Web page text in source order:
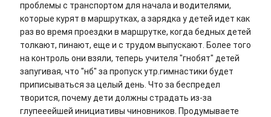
проблемы с транспортом для начала и водителями,
которые курят в маршрутках, а зарядка у детей идет как
раз во время проездки в маршрутке, когда бедных детей
толкают, пинают, еще и с трудом выпускают. Более того
на контроль они взяли, теперь учителя "гнобят" детей
запугивая, что "нб" за пропуск утр.гимнастики будет
приписываться за целый день. Что за беспредел
творится, почему дети должны страдать из-за
глупееейшей инициативы чиновников. Продумываете